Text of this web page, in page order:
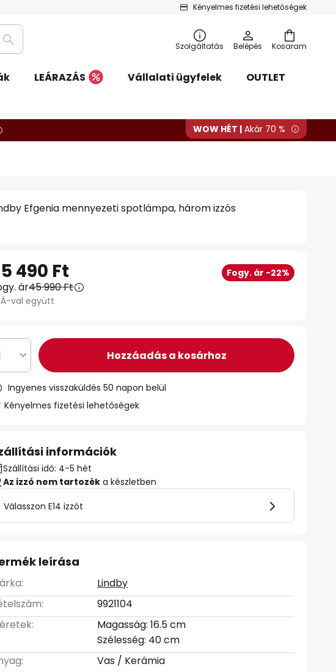
Kényelmes fizetési lehetőségek
Kosaram
Keresés
Szolgáltatás Belépés
LEÁRAZÁS Vállalati ügyfelek
OUTLET
WOW HÉT | Akár 70 %
Efgenia mennyezeti spotlámpa, három izzós
490 Ft Fogy. ár -22%
ár45 990 Ft
val együtt
Hozzáadás a kosárhoz
Ingyenes visszaküldés 50 napon belül
Kényelmes fizetési lehetőségek
információk
Szállítási idő: 4-5 hét
Az izzó nem tartozék a készletben
Válasszon E14 izzót
leírása
Lindby
9921104
Magasság: 16.5 cm
Szélesség: 40 cm
Vas / Kerámia